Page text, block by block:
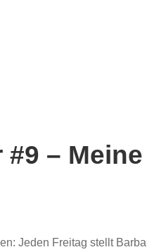
–
Jeden Freitag stellt